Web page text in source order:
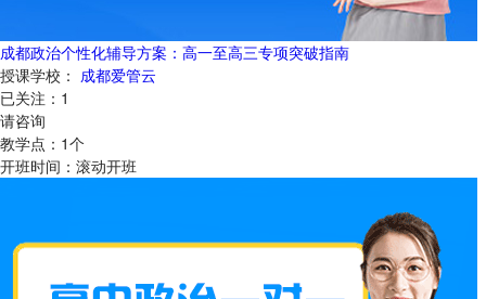
成都政治个性化辅导方案：高一至高三专项突破指南
授课学校： 成都爱管云
已关注： 1
请咨询
教学点： 1个
开班时间： 滚动开班